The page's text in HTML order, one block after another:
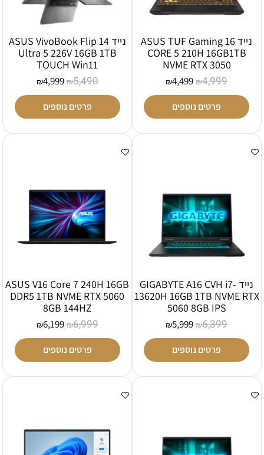
נייד ASUS TUF Gaming 16
CORE 5 210H 16GB1TB
NVME RTX 3050
₪4,999
₪4,499
פרטים נוספים
נייד ASUS VivoBook Flip 14
Ultra 5 226V 16GB 1TB
TOUCH Win11
₪5,490
₪4,999
פרטים נוספים
נייד GIGABYTE A16 CVH i7-
13620H 16GB 1TB NVME RTX
5060 8GB IPS
₪6,399
₪5,999
פרטים נוספים
ASUS V16 Core 7 240H 16GB
DDR5 1TB NVME RTX 5060
8GB 144HZ
₪6,999
₪6,199
פרטים נוספים